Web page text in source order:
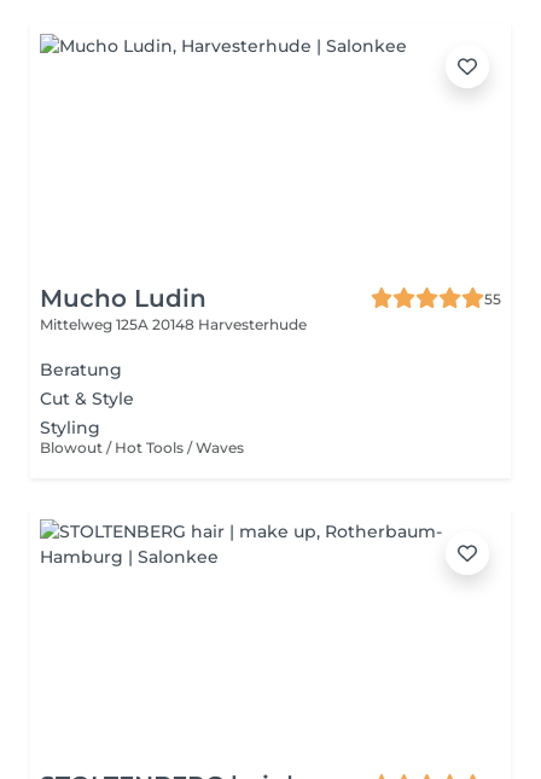
Mucho Ludin
55
Mittelweg 125A 20148 Harvesterhude
Beratung
Cut & Style
Styling
Blowout / Hot Tools / Waves